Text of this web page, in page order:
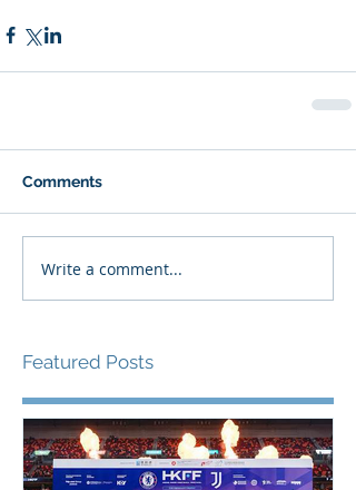
Comments
Write a comment...
Featured Posts